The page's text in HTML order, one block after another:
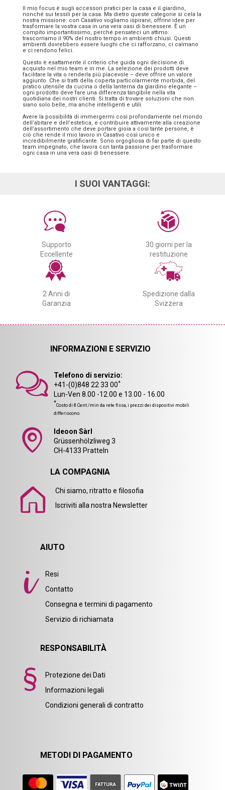
Il mio focus è sugli accessori pratici per la casa e il giardino,
nonché sui tessili per la casa. Ma dietro queste categorie si cela la
nostra missione: con Casativo vogliamo ispirarvi, offrirvi idee per
trasformare la vostra casa in una vera oasi di benessere. È un
compito importantissimo, perché pensateci un attimo:
trascorriamo il 90% del nostro tempo in ambienti chiusi. Questi
ambienti dovrebbero essere luoghi che ci rafforzano, ci calmano
e ci rendono felici.
Questo è esattamente il criterio che guida ogni decisione di
acquisto nel mio team e in me. La selezione dei prodotti deve
facilitare la vita o renderla più piacevole – deve offrire un valore
aggiunto. Che si tratti della coperta particolarmente morbida, del
pratico utensile da cucina o della lanterna da giardino elegante –
ogni prodotto deve fare una differenza tangibile nella vita
quotidiana dei nostri clienti. Si tratta di trovare soluzioni che non
siano solo belle, ma anche intelligenti e utili.
Avere la possibilità di immergermi così profondamente nel mondo
dell’abitare e dell’estetica, e contribuire attivamente alla creazione
dell’assortimento che deve portare gioia a così tante persone, è
ciò che rende il mio lavoro in Casativo così unico e
incredibilmente gratificante. Sono orgogliosa di far parte di questo
team impegnato, che lavora con tanta passione per trasformare
ogni casa in una vera oasi di benessere.
I SUOI VANTAGGI:
Supporto
Eccellente
30 giorni per la
restituzione
2 Anni di
Garanzia
Spedizione dalla
Svizzera
INFORMAZIONI E SERVIZIO
Telefono di servizio:
+41-(0)848 22 33 00*
Lun-Ven 8.00 -12.00 e 13.00 - 16.00
*Costo di 8 Cent./min da rete fissa, i prezzi dei dispositivi mobili
differiscono.
Ideoon Sàrl
Grüssenhölzliweg 3
CH-4133 Pratteln
LA COMPAGNIA
Chi siamo, ritratto e filosofia
Iscriviti alla nostra Newsletter
AIUTO
Resi
Contatto
Consegna e termini di pagamento
Servizio di richiamata
RESPONSABILITÀ
Protezione dei Dati
Informazioni legali
Condizioni generali di contratto
METODI DI PAGAMENTO